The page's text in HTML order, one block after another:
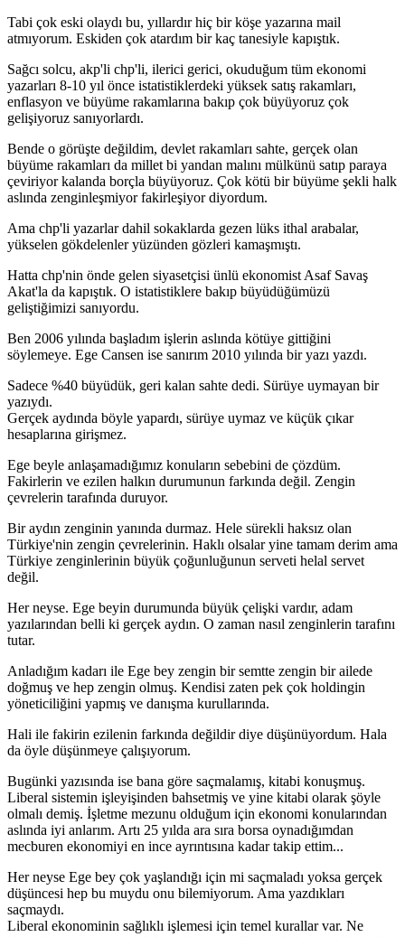
Tabi çok eski olaydı bu, yıllardır hiç bir köşe yazarına mail
atmıyorum. Eskiden çok atardım bir kaç tanesiyle kapıştık.
Sağcı solcu, akp'li chp'li, ilerici gerici, okuduğum tüm ekonomi
yazarları 8-10 yıl önce istatistiklerdeki yüksek satış rakamları,
enflasyon ve büyüme rakamlarına bakıp çok büyüyoruz çok
gelişiyoruz sanıyorlardı.
Bende o görüşte değildim, devlet rakamları sahte, gerçek olan
büyüme rakamları da millet bi yandan malını mülkünü satıp paraya
çeviriyor kalanda borçla büyüyoruz. Çok kötü bir büyüme şekli halk
aslında zenginleşmiyor fakirleşiyor diyordum.
Ama chp'li yazarlar dahil sokaklarda gezen lüks ithal arabalar,
yükselen gökdelenler yüzünden gözleri kamaşmıştı.
Hatta chp'nin önde gelen siyasetçisi ünlü ekonomist Asaf Savaş
Akat'la da kapıştık. O istatistiklere bakıp büyüdüğümüzü
geliştiğimizi sanıyordu.
Ben 2006 yılında başladım işlerin aslında kötüye gittiğini
söylemeye. Ege Cansen ise sanırım 2010 yılında bir yazı yazdı.
Sadece %40 büyüdük, geri kalan sahte dedi. Sürüye uymayan bir
yazıydı.
Gerçek aydında böyle yapardı, sürüye uymaz ve küçük çıkar
hesaplarına girişmez.
Ege beyle anlaşamadığımız konuların sebebini de çözdüm.
Fakirlerin ve ezilen halkın durumunun farkında değil. Zengin
çevrelerin tarafında duruyor.
Bir aydın zenginin yanında durmaz. Hele sürekli haksız olan
Türkiye'nin zengin çevrelerinin. Haklı olsalar yine tamam derim ama
Türkiye zenginlerinin büyük çoğunluğunun serveti helal servet
değil.
Her neyse. Ege beyin durumunda büyük çelişki vardır, adam
yazılarından belli ki gerçek aydın. O zaman nasıl zenginlerin tarafını
tutar.
Anladığım kadarı ile Ege bey zengin bir semtte zengin bir ailede
doğmuş ve hep zengin olmuş. Kendisi zaten pek çok holdingin
yöneticiliğini yapmış ve danışma kurullarında.
Hali ile fakirin ezilenin farkında değildir diye düşünüyordum. Hala
da öyle düşünmeye çalışıyorum.
Bugünki yazısında ise bana göre saçmalamış, kitabi konuşmuş.
Liberal sistemin işleyişinden bahsetmiş ve yine kitabi olarak şöyle
olmalı demiş. İşletme mezunu olduğum için ekonomi konularından
aslında iyi anlarım. Artı 25 yılda ara sıra borsa oynadığımdan
mecburen ekonomiyi en ince ayrıntısına kadar takip ettim...
Her neyse Ege bey çok yaşlandığı için mi saçmaladı yoksa gerçek
düşüncesi hep bu muydu onu bilemiyorum. Ama yazdıkları
saçmaydı.
Liberal ekonominin sağlıklı işlemesi için temel kurallar var. Ne